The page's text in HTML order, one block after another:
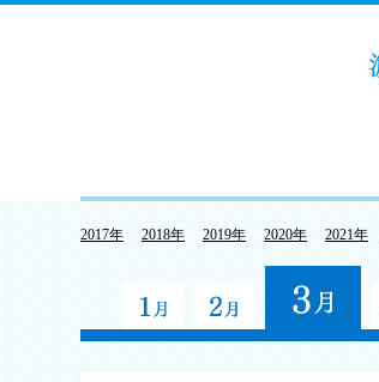
2017年 2018年 2019年 2020年 2021年